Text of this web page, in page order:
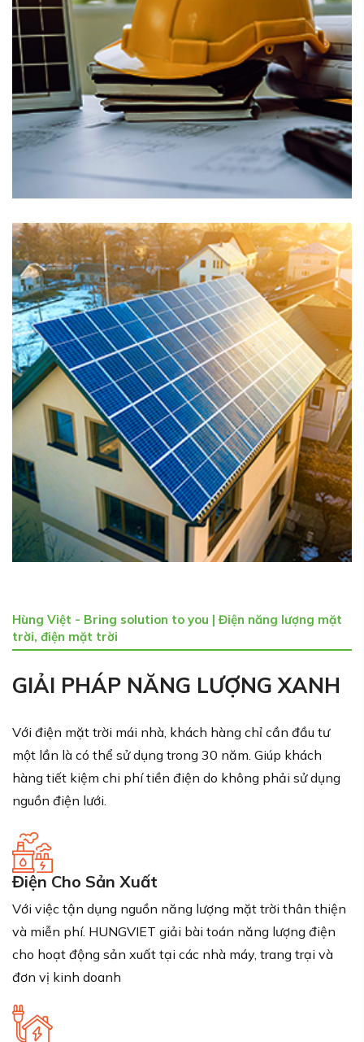
Hùng Việt - Bring solution to you | Điện năng lượng mặt
trời, điện mặt trời
GIẢI PHÁP NĂNG LƯỢNG XANH
Với điện mặt trời mái nhà, khách hàng chỉ cần đầu tư
một lần là có thể sử dụng trong 30 năm. Giúp khách
hàng tiết kiệm chi phí tiền điện do không phải sử dụng
nguồn điện lưới.
Điện Cho Sản Xuất
Với việc tận dụng nguồn năng lượng mặt trời thân thiện
và miễn phí. HUNGVIET giải bài toán năng lượng điện
cho hoạt động sản xuất tại các nhà máy, trang trại và
đơn vị kinh doanh